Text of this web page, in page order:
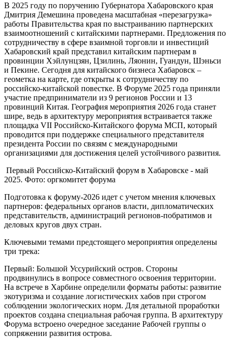
В 2025 году по поручению Губернатора Хабаровского края
Дмитрия Демешина проведена масштабная «перезагрузка»
работы Правительства края по выстраиванию партнерских
взаимоотношений с китайскими партнерами. Предложения по
сотрудничеству в сфере взаимной торговли и инвестиций
Хабаровский край представил китайским партнерам в
провинции Хэйлунцзян, Цзилинь, Ляонин, Гуандун, Шэньси
и Пекине. Сегодня для китайского бизнеса Хабаровск –
геометка на карте, где открыты к сотрудничеству по
российско-китайской повестке. В Форуме 2025 года приняли
участие предприниматели из 9 регионов России и 13
провинций Китая. География мероприятия 2026 года станет
шире, ведь в архитектуру мероприятия встраивается также
площадка VII Российско-Китайского форума МСП, который
проводится при поддержке специального представителя
президента России по связям с международными
организациями для достижения целей устойчивого развития.
Первый Российско-Китайский форум в Хабаровске - май
2025. Фото: оргкомитет форума
Подготовка к форуму-2026 идет с учетом мнения ключевых
партнеров: федеральных органов власти, дипломатических
представительств, администраций регионов-побратимов и
деловых кругов двух стран.
Ключевыми темами предстоящего мероприятия определены
три трека:
Первый: Большой Уссурийский остров. Стороны
продвинулись в вопросе совместного освоения территории.
На встрече в Харбине определили форматы работы: развитие
экотуризма и создание логистических хабов при строгом
соблюдении экологических норм. Для детальной проработки
проектов создана специальная рабочая группа. В архитектуру
Форума встроено очередное заседание Рабочей группы о
сопряжении развития острова.